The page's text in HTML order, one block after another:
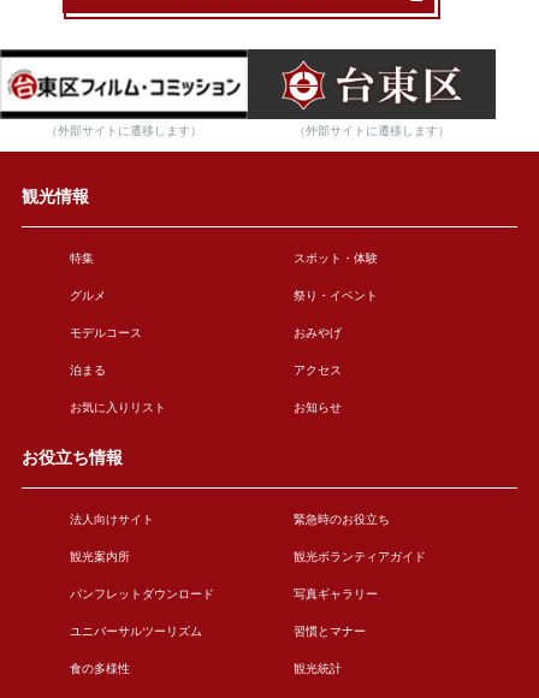
（外部サイトに遷移します） （外部サイトに遷移します）
観光情報
特集 スポット・体験
グルメ 祭り・イベント
モデルコース おみやげ
泊まる アクセス
お気に入りリスト お知らせ
お役立ち情報
法人向けサイト 緊急時のお役立ち
観光案内所 観光ボランティアガイド
パンフレットダウンロード 写真ギャラリー
ユニバーサルツーリズム 習慣とマナー
食の多様性 観光統計